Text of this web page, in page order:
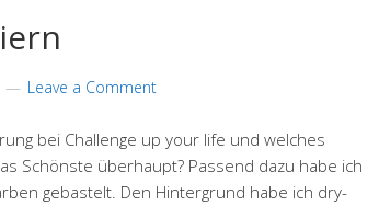
Leave a Comment
bei Challenge up your life und welches
Schönste überhaupt? Passend dazu habe ich
gebastelt. Den Hintergrund habe ich dry-